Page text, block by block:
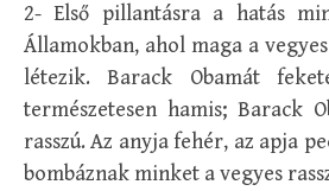
2- Első pillantásra a hatás
Államokban, ahol maga a
létezik. Barack Obamát
természetesen hamis; Barack
rasszú. Az anyja fehér, az apja
bombáznak minket a vegyes